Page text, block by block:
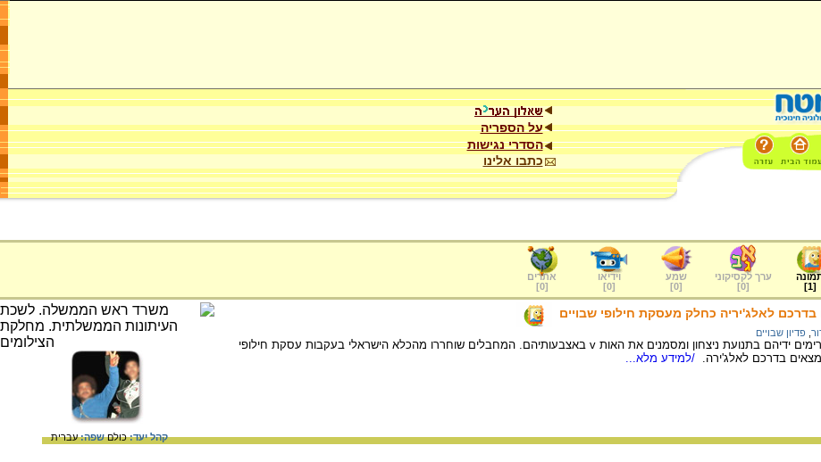
על הספריה
הסדרי נגישות
כתבו אלינו
[
1
]
ערך לקסיקוני
[
0
]
שמע
[
0
]
וידיאו
[
0
]
אתרים
[
0
]
לאלג'יריה כחלק מעסקת חילופי שבויים
פדיון שבויים
מחבלים פלסטינים מרימים ידיהם בתנועת ניצחון ומסמנים את האות v באצבעותיהם. המחבלים שוחררו מהכלא הישראלי בעקבות עסקת חילופי
/למידע מלא...
קהל יעד:כולםשפה:עברית